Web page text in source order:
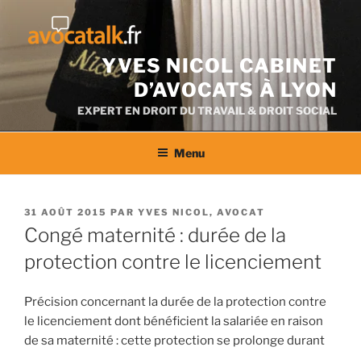
contenu
YVES NICOL CABINET
D’AVOCATS À LYON
EXPERT EN DROIT DU TRAVAIL & DROIT SOCIAL
Menu
PUBLIÉ
LE
31 AOÛT 2015 PAR YVES NICOL, AVOCAT
Congé maternité : durée de la
protection contre le licenciement
Précision concernant la durée de la protection contre
le licenciement dont bénéficient la salariée en raison
de sa maternité : cette protection se prolonge durant